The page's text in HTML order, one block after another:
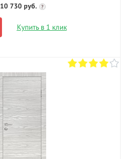
10 730 руб. ?
Купить в 1 клик